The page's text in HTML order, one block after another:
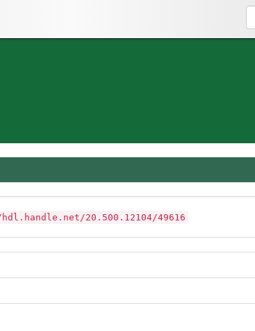
20.500.12104/49616